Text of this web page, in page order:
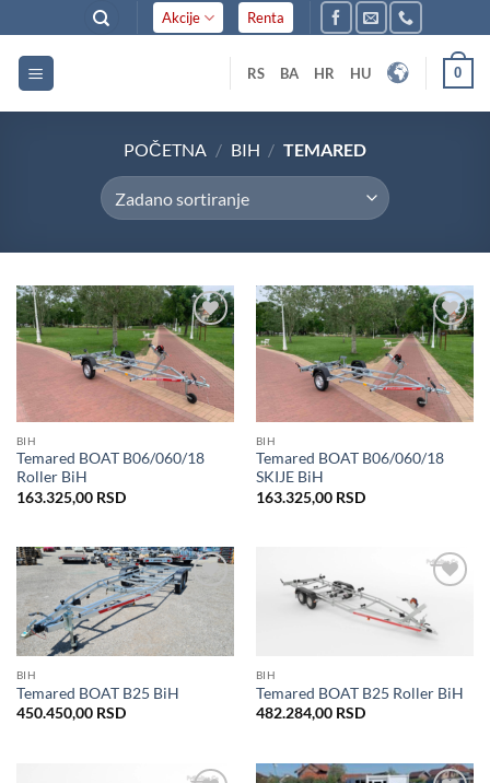
to
content
Akcije Renta
RS BA HR HU 0
POČETNA / BIH / TEMARED
Dodaj
u listu
želja
BIH
Temared BOAT B06/060/18
Roller BiH
163.325,00 RSD
Dodaj
u listu
želja
BIH
Temared BOAT B06/060/18
SKIJE BiH
163.325,00 RSD
Dodaj
u listu
želja
BIH
Temared BOAT B25 BiH
450.450,00 RSD
želja
BIH
Temared BOAT B25 Roller BiH
482.284,00 RSD